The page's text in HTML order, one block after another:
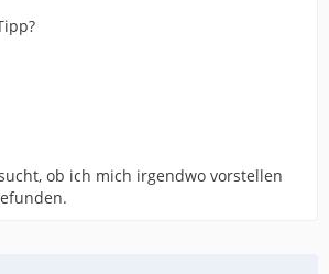
ob ich mich irgendwo vorstellen